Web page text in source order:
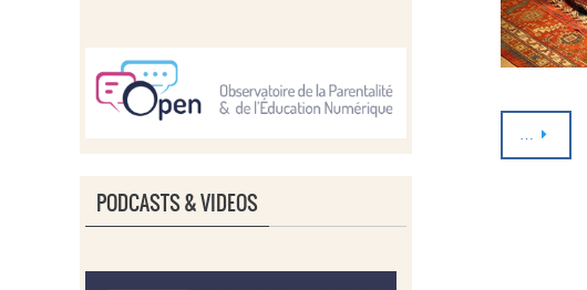
PODCASTS & VIDEOS